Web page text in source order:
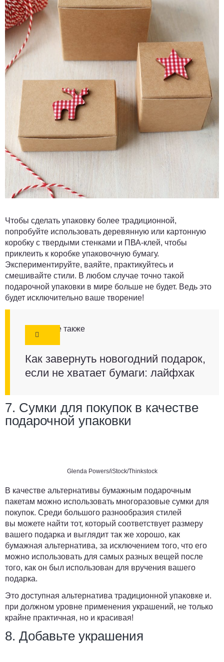
Чтобы сделать упаковку более традиционной,
попробуйте использовать деревянную или картонную
коробку с твердыми стенками и ПВА-клей, чтобы
приклеить к коробке упаковочную бумагу.
Экспериментируйте, ваяйте, практикуйтесь и
смешивайте стили. В любом случае точно такой
подарочной упаковки в мире больше не будет. Ведь это
будет исключительно ваше творение!
Смотрите также
Как завернуть новогодний подарок,
если не хватает бумаги: лайфхак
7. Сумки для покупок в качестве
подарочной упаковки
Glenda Powers/iStock/Thinkstock
В качестве альтернативы бумажным подарочным
пакетам можно использовать многоразовые сумки для
покупок. Среди большого разнообразия стилей
вы можете найти тот, который соответствует размеру
вашего подарка и выглядит так же хорошо, как
бумажная альтернатива, за исключением того, что его
можно использовать для самых разных вещей после
того, как он был использован для вручения вашего
подарка.
Это доступная альтернатива традиционной упаковке и.
при должном уровне применения украшений, не только
крайне практичная, но и красивая!
8. Добавьте украшения